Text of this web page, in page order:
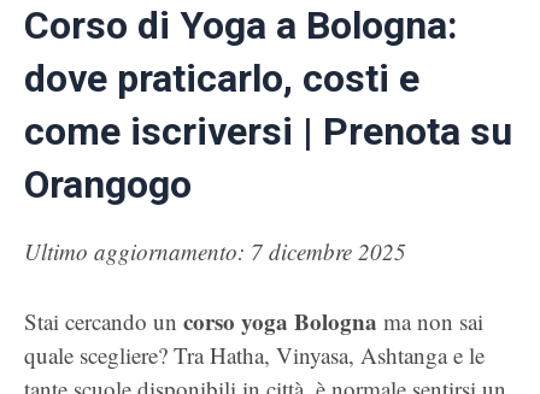
Corso di Yoga a Bologna:
dove praticarlo, costi e
come iscriversi | Prenota su
Orangogo
Ultimo aggiornamento: 7 dicembre 2025
Stai cercando un corso yoga Bologna ma non sai
quale scegliere? Tra Hatha, Vinyasa, Ashtanga e le